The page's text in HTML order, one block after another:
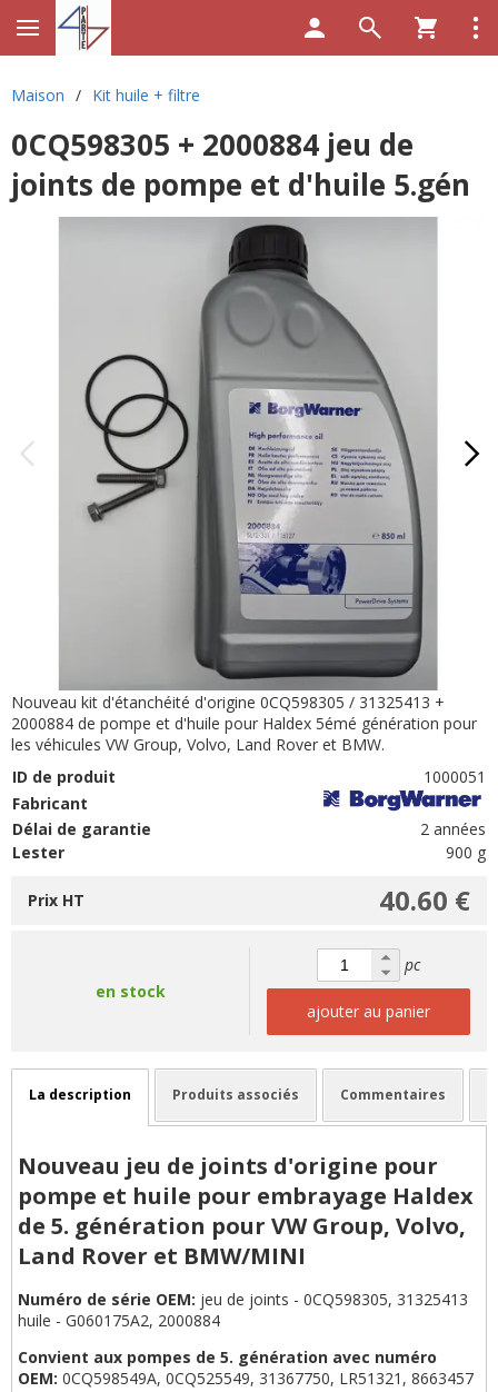
Maison / Kit huile + filtre
0CQ598305 + 2000884 jeu de
joints de pompe et d'huile 5.gén
Nouveau kit d'étanchéité d'origine 0CQ598305 / 31325413 +
2000884 de pompe et d'huile pour Haldex 5émé génération pour
les véhicules VW Group, Volvo, Land Rover et BMW.
ID de produit
1000051
Fabricant
Délai de garantie
2 années
Lester
900 g
40.60 €
Prix HT
en stock
pc
ajouter au panier
La description Produits associés Commentaires
Nouveau jeu de joints d'origine pour
pompe et huile pour embrayage Haldex
de 5. génération pour VW Group, Volvo,
Land Rover et BMW/MINI
Numéro de série OEM: jeu de joints - 0CQ598305, 31325413
huile - G060175A2, 2000884
Convient aux pompes de 5. génération avec numéro
OEM: 0CQ598549A, 0CQ525549, 31367750, LR51321, 8663457